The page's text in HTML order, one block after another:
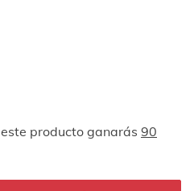
teclado
producto ganarás 90